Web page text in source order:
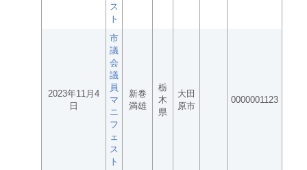
ス
ト
2023年11月4
日
市
議
会
議
員
マ
ニ
フ
ェ
ス
ト
新巻
満雄
栃
木
県
大田
原市
0000001123